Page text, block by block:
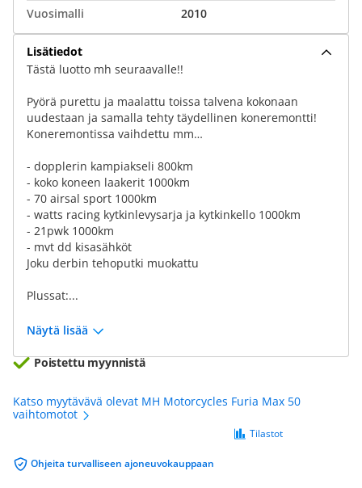
Vuosimalli
2010
Lisätiedot
Tästä luotto mh seuraavalle!!
Pyörä purettu ja maalattu toissa talvena kokonaan
uudestaan ja samalla tehty täydellinen koneremontti!
Koneremontissa vaihdettu mm…
- dopplerin kampiakseli 800km
- koko koneen laakerit 1000km
- 70 airsal sport 1000km
- watts racing kytkinlevysarja ja kytkinkello 1000km
- 21pwk 1000km
- mvt dd kisasähköt
Joku derbin tehoputki muokattu
Plussat:...
Näytä lisää
Poistettu myynnistä
Katso myytävävä olevat MH Motorcycles Furia Max 50
vaihtomotot
Ohjeita turvalliseen ajoneuvokauppaan
Tilastot